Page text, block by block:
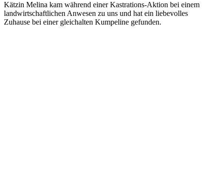
Kätzin Melina kam während einer Kastrations-Aktion bei einem
landwirtschaftlichen Anwesen zu uns und hat ein liebevolles
Zuhause bei einer gleichalten Kumpeline gefunden.